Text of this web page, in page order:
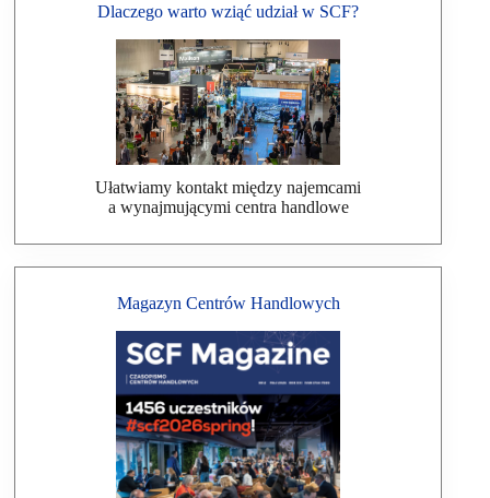
Dlaczego warto wziąć udział w SCF?
Ułatwiamy kontakt między najemcami
a wynajmującymi centra handlowe
Magazyn Centrów Handlowych